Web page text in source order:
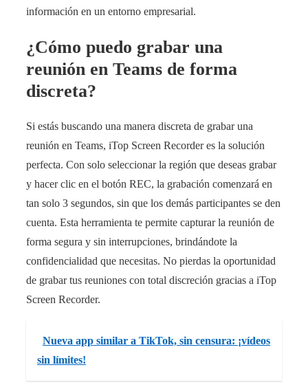
información en un entorno empresarial.
¿Cómo puedo grabar una
reunión en Teams de forma
discreta?
Si estás buscando una manera discreta de grabar una
reunión en Teams, iTop Screen Recorder es la solución
perfecta. Con solo seleccionar la región que deseas grabar
y hacer clic en el botón REC, la grabación comenzará en
tan solo 3 segundos, sin que los demás participantes se den
cuenta. Esta herramienta te permite capturar la reunión de
forma segura y sin interrupciones, brindándote la
confidencialidad que necesitas. No pierdas la oportunidad
de grabar tus reuniones con total discreción gracias a iTop
Screen Recorder.
Nueva app similar a TikTok, sin censura: ¡vídeos
sin límites!